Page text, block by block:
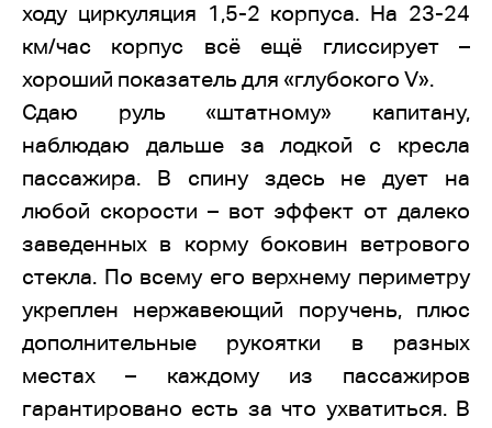
ходу циркуляция 1,5-2 корпуса. На 23-24
км/час корпус всё ещё глиссирует –
хороший показатель для «глубокого V».
Сдаю руль «штатному» капитану,
наблюдаю дальше за лодкой с кресла
пассажира. В спину здесь не дует на
любой скорости – вот эффект от далеко
заведенных в корму боковин ветрового
стекла. По всему его верхнему периметру
укреплен нержавеющий поручень, плюс
дополнительные рукоятки в разных
местах – каждому из пассажиров
гарантировано есть за что ухватиться. В